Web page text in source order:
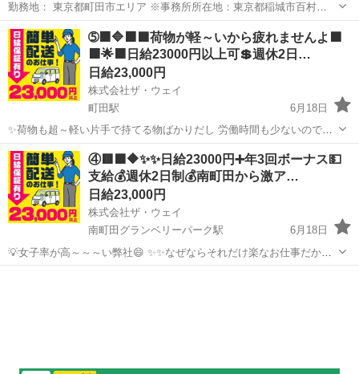
勤務地： 東京都町田市エリア ※事務所所在地：東京都稲城市百村
1613-4 ファーストヒル101【株式会社BLINK】 東京都稲城市百村1613-
4 ファーストヒル101 ＼直行直帰ではありません♪／ 朝は事務所に出社
し...
東京 町田市 多摩境駅 配送
➄🟧🔷🟧🟩荷物が軽～いから疲れませんよ🟩
🟧🌟🟧日給23000円以上可💲週休2日…
日給23,000円
株式会社ザ・ウェイ
町田駅
6月18日
✨荷物も超～軽い片手で持てる物ばかりだし 労働時間も少ないので女
子も沢山働いてます💗 ⭐️よくある大手宅配業者の様に1個配送する事に
いくら・・・といった完全歩合制の個配送ではありません。 ⭐️1日の配
送個数...
東京 町田市 町田駅 配送 ギグワーク
④🟥🟩🔶✨✨日給23000円➕年3回ボーナス💵
支給💰週休2日制💰南町田から激ア…
日給23,000円
株式会社ザ・ウェイ
南町田グランベリーパーク駅
6月18日
💡女子率が高～～～い弊社😄 ✨✨なぜならそれだけ楽なお仕事だから
(^^♪ 💛💛女子でも楽勝で出来ちゃうお仕事💛💛 実働６時間の仕事って